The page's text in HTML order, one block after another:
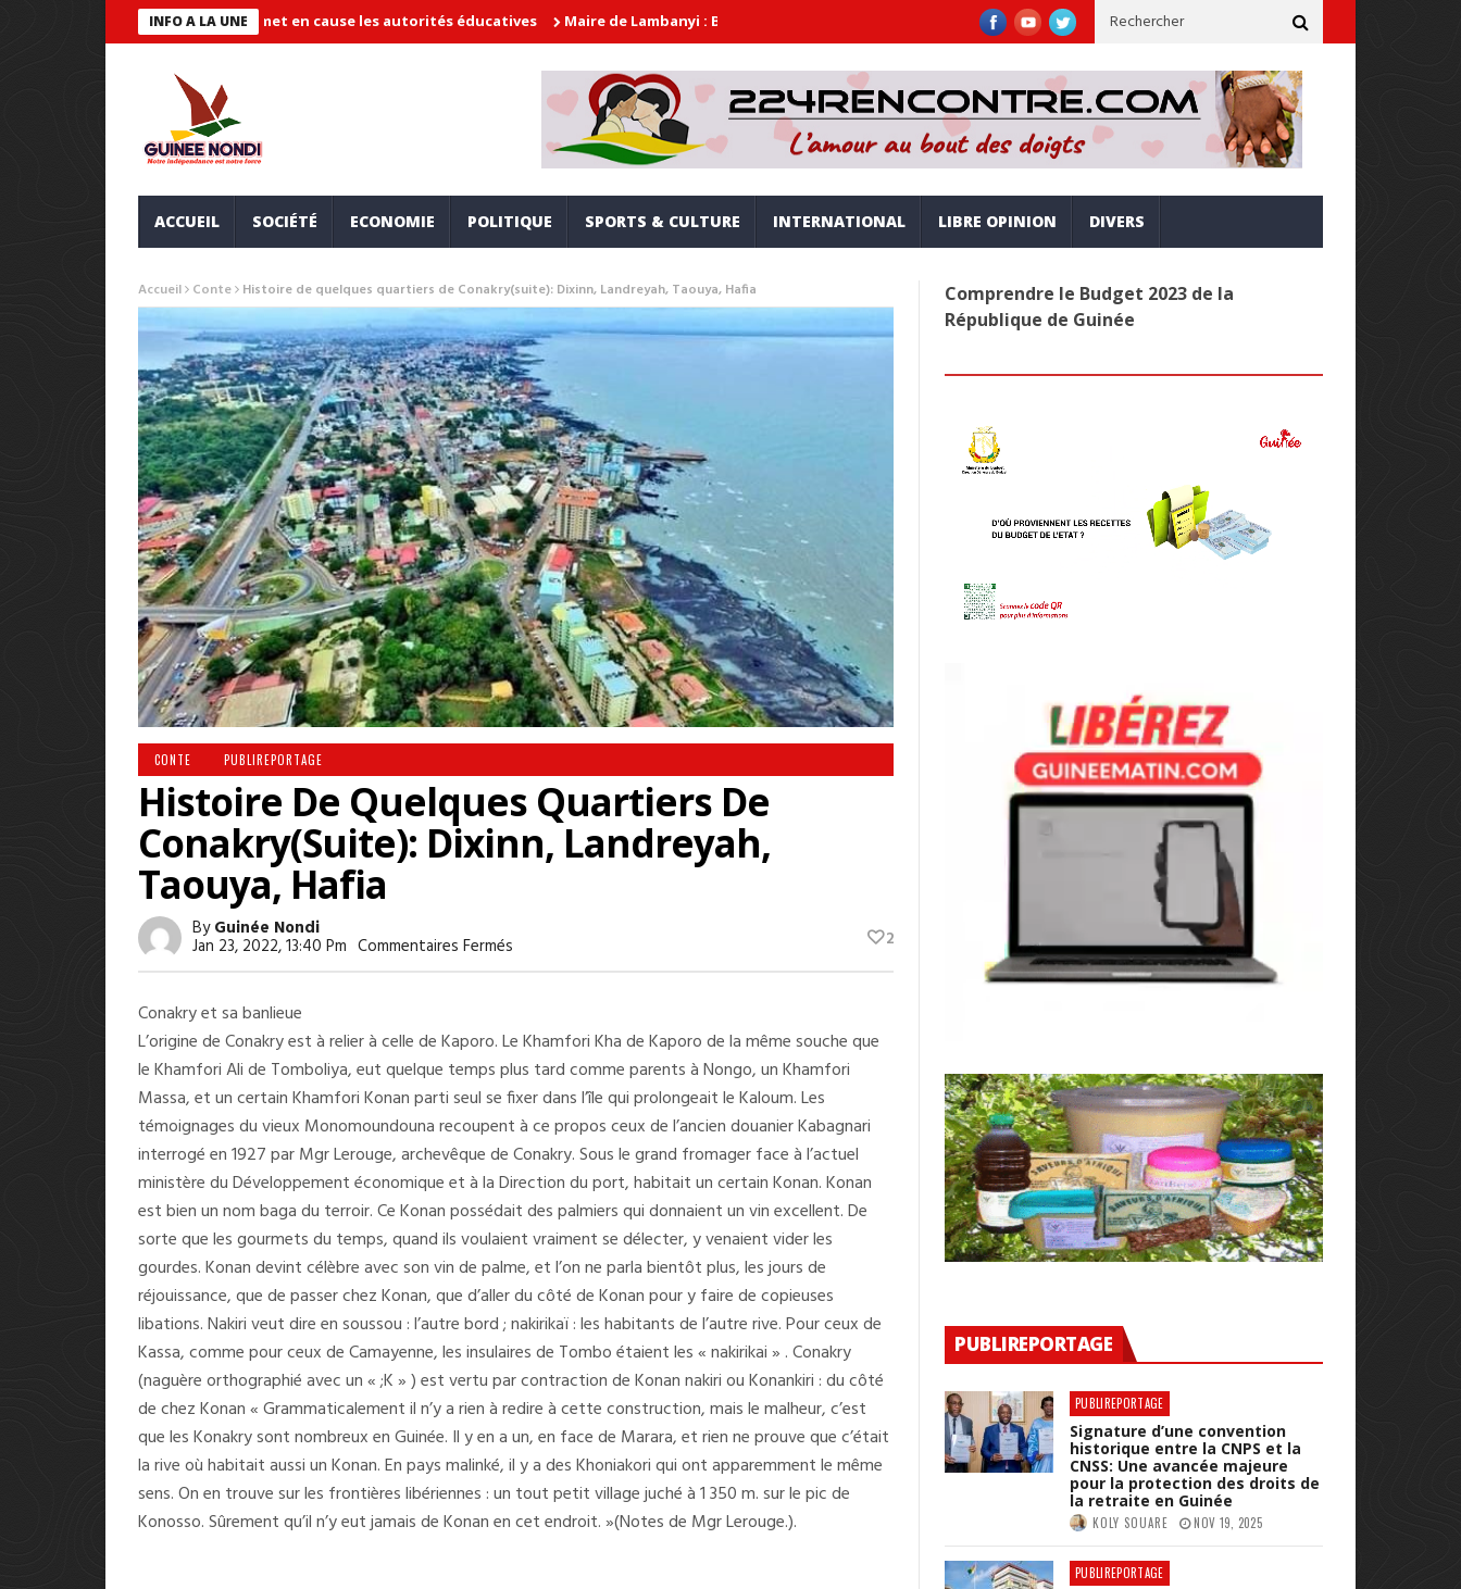
INFO A LA UNE
« systémique » et met en cause les autorités éducatives Maire de Lambanyi : Baba Alimou Barry promet une gouvernance moderne, inclusive et alignée sur la vision Simandou 2040
ACCUEIL SOCIÉTÉ ECONOMIE POLITIQUE SPORTS & CULTURE INTERNATIONAL LIBRE OPINION DIVERS
Accueil Conte Histoire de quelques quartiers de Conakry(suite): Dixinn, Landreyah, Taouya, Hafia
CONTE PUBLIREPORTAGE
Histoire De Quelques Quartiers De
Conakry(suite): Dixinn, Landreyah,
Taouya, Hafia
ByGuinée Nondi
Jan 23, 2022, 13:40 Pm Commentaires Fermés
De
De
Conakry(suite):
Dixinn,
Landreyah,
Taouya,
Hafia
2
Conakry et sa banlieue
L’origine de Conakry est à relier à celle de Kaporo. Le Khamfori Kha de Kaporo de la même souche que
le Khamfori Ali de Tomboliya, eut quelque temps plus tard comme parents à Nongo, un Khamfori
Massa, et un certain Khamfori Konan parti seul se fixer dans l’île qui prolongeait le Kaloum. Les
témoignages du vieux Monomoundouna recoupent à ce propos ceux de l’ancien douanier Kabagnari
interrogé en 1927 par Mgr Lerouge, archevêque de Conakry. Sous le grand fromager face à l’actuel
ministère du Développement économique et à la Direction du port, habitait un certain Konan. Konan
est bien un nom baga du terroir. Ce Konan possédait des palmiers qui donnaient un vin excellent. De
sorte que les gourmets du temps, quand ils voulaient vraiment se délecter, y venaient vider les
gourdes. Konan devint célèbre avec son vin de palme, et l’on ne parla bientôt plus, les jours de
réjouissance, que de passer chez Konan, que d’aller du côté de Konan pour y faire de copieuses
libations. Nakiri veut dire en soussou : l’autre bord ; nakirikaï : les habitants de l’autre rive. Pour ceux de
Kassa, comme pour ceux de Camayenne, les insulaires de Tombo étaient les « nakirikai » . Conakry
(naguère orthographié avec un « ;K » ) est vertu par contraction de Konan nakiri ou Konankiri : du côté
de chez Konan « Grammaticalement il n’y a rien à redire à cette construction, mais le malheur, c’est
que les Konakry sont nombreux en Guinée. Il y en a un, en face de Marara, et rien ne prouve que c’était
la rive où habitait aussi un Konan. En pays malinké, il y a des Khoniakori qui ont apparemment le même
sens. On en trouve sur les frontières libériennes : un tout petit village juché à 1 350 m. sur le pic de
Konosso. Sûrement qu’il n’y eut jamais de Konan en cet endroit. »(Notes de Mgr Lerouge.).
Comprendre le Budget 2023 de la
République de Guinée
PUBLIREPORTAGE
PUBLIREPORTAGE
Signature d’une convention
historique entre la CNPS et la
CNSS: Une avancée majeure
pour la protection des droits de
la retraite en Guinée
KOLY SOUARE NOV 19, 2025
PUBLIREPORTAGE